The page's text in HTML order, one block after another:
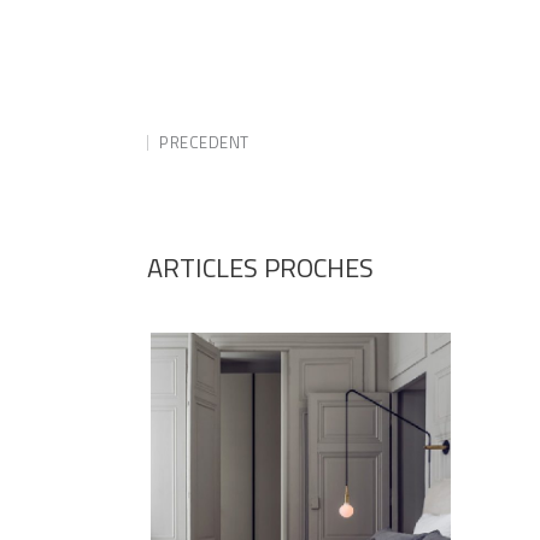
PRECEDENT
ARTICLES PROCHES